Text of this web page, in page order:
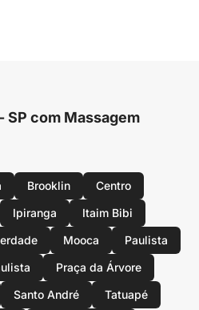
SP com Massagem
Brooklin
Centro
Ipiranga
Itaim Bibi
Mooca
Paulista
Praça da Árvore
Santo André
Tatuapé